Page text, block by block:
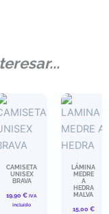
CAMISETA
UNISEX
BRAVA
19,90 € IVA
incluído
LÁMINA
MEDRE
A
HEDRA
MALVA
15,00 €